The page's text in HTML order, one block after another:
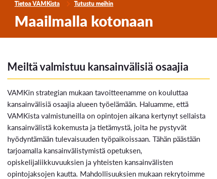
Tietoa VAMKista Tutustu meihin
Maailmalla kotonaan
Meiltä valmistuu kansainvälisiä osaajia
VAMKin strategian mukaan tavoitteenamme on kouluttaa
kansainvälisiä osaajia alueen työelämään. Haluamme, että
VAMKista valmistuneilla on opintojen aikana kertynyt sellaista
kansainvälistä kokemusta ja tietämystä, joita he pystyvät
hyödyntämään tulevaisuuden työpaikoissaan. Tähän päästään
tarjoamalla kansainvälistymistä opetuksen,
opiskelijaliikkuvuuksien ja yhteisten kansainvälisten
opintojaksojen kautta. Mahdollisuuksien mukaan rekrytoimme